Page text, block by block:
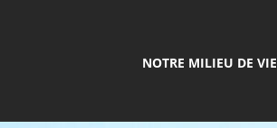
NOTRE MILIEU DE VIE